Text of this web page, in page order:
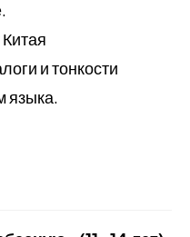
и тонкости
языка.